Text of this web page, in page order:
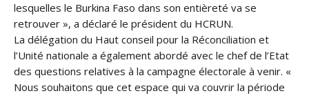
lesquelles le Burkina Faso dans son entièreté va se
retrouver », a déclaré le président du HCRUN.
La délégation du Haut conseil pour la Réconciliation et
l’Unité nationale a également abordé avec le chef de l’Etat
des questions relatives à la campagne électorale à venir. «
Nous souhaitons que cet espace qui va couvrir la période